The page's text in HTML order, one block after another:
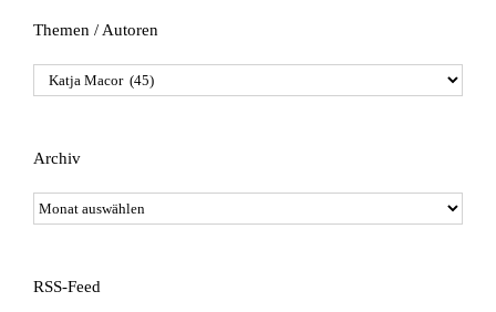
Themen / Autoren
Themen
/
Archiv
Archiv
RSS-Feed